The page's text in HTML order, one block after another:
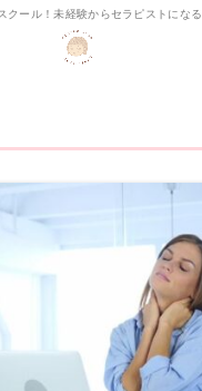
クール！未経験からセラピストになる